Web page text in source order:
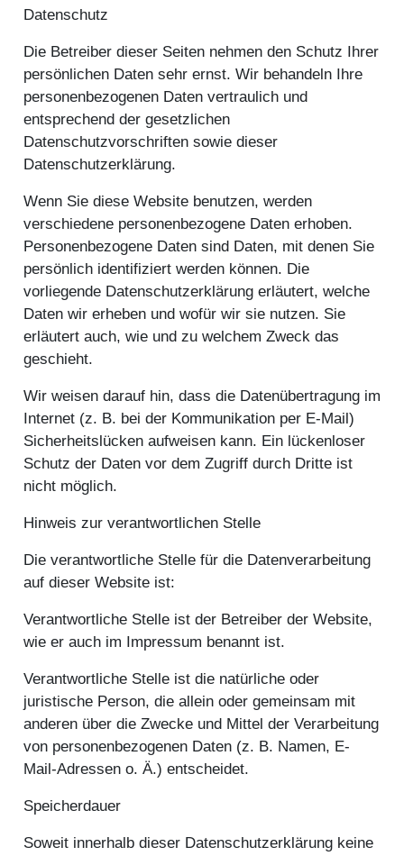
Datenschutz
Die Betreiber dieser Seiten nehmen den Schutz Ihrer
persönlichen Daten sehr ernst. Wir behandeln Ihre
personenbezogenen Daten vertraulich und
entsprechend der gesetzlichen
Datenschutzvorschriften sowie dieser
Datenschutzerklärung.
Wenn Sie diese Website benutzen, werden
verschiedene personenbezogene Daten erhoben.
Personenbezogene Daten sind Daten, mit denen Sie
persönlich identifiziert werden können. Die
vorliegende Datenschutzerklärung erläutert, welche
Daten wir erheben und wofür wir sie nutzen. Sie
erläutert auch, wie und zu welchem Zweck das
geschieht.
Wir weisen darauf hin, dass die Datenübertragung im
Internet (z. B. bei der Kommunikation per E-Mail)
Sicherheitslücken aufweisen kann. Ein lückenloser
Schutz der Daten vor dem Zugriff durch Dritte ist
nicht möglich.
Hinweis zur verantwortlichen Stelle
Die verantwortliche Stelle für die Datenverarbeitung
auf dieser Website ist:
Verantwortliche Stelle ist der Betreiber der Website,
wie er auch im Impressum benannt ist.
Verantwortliche Stelle ist die natürliche oder
juristische Person, die allein oder gemeinsam mit
anderen über die Zwecke und Mittel der Verarbeitung
von personenbezogenen Daten (z. B. Namen, E-
Mail-Adressen o. Ä.) entscheidet.
Speicherdauer
Soweit innerhalb dieser Datenschutzerklärung keine